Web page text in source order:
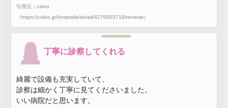
引用元：caloo
（https://caloo.jp/hospitals/detail/4270003718/reviews）
丁寧に診察してくれる
綺麗で設備も充実していて、
診察は細かく丁寧に見てくださいました。
いい病院だと思います。